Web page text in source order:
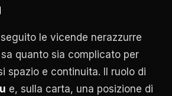
le vicende nerazzurre
quanto sia complicato per
spazio e continuita. Il ruolo di
e, sulla carta, una posizione di